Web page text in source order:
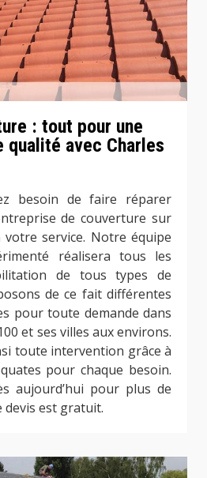
: tout pour une
qualité avec Charles
besoin de faire réparer
de couverture sur
service. Notre équipe
réalisera tous les
de tous types de
de ce fait différentes
pour toute demande dans
et ses villes aux environs.
toute intervention grâce à
pour chaque besoin.
aujourd’hui pour plus de
devis est gratuit.